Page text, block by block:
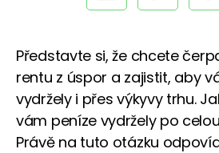
Představte si, že chcete
rentu z úspor a zajistit, aby
vydržely i přes výkyvy trhu.
vám peníze vydržely po
Právě na tuto otázku